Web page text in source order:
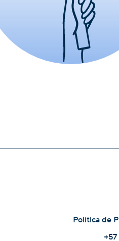
Política de